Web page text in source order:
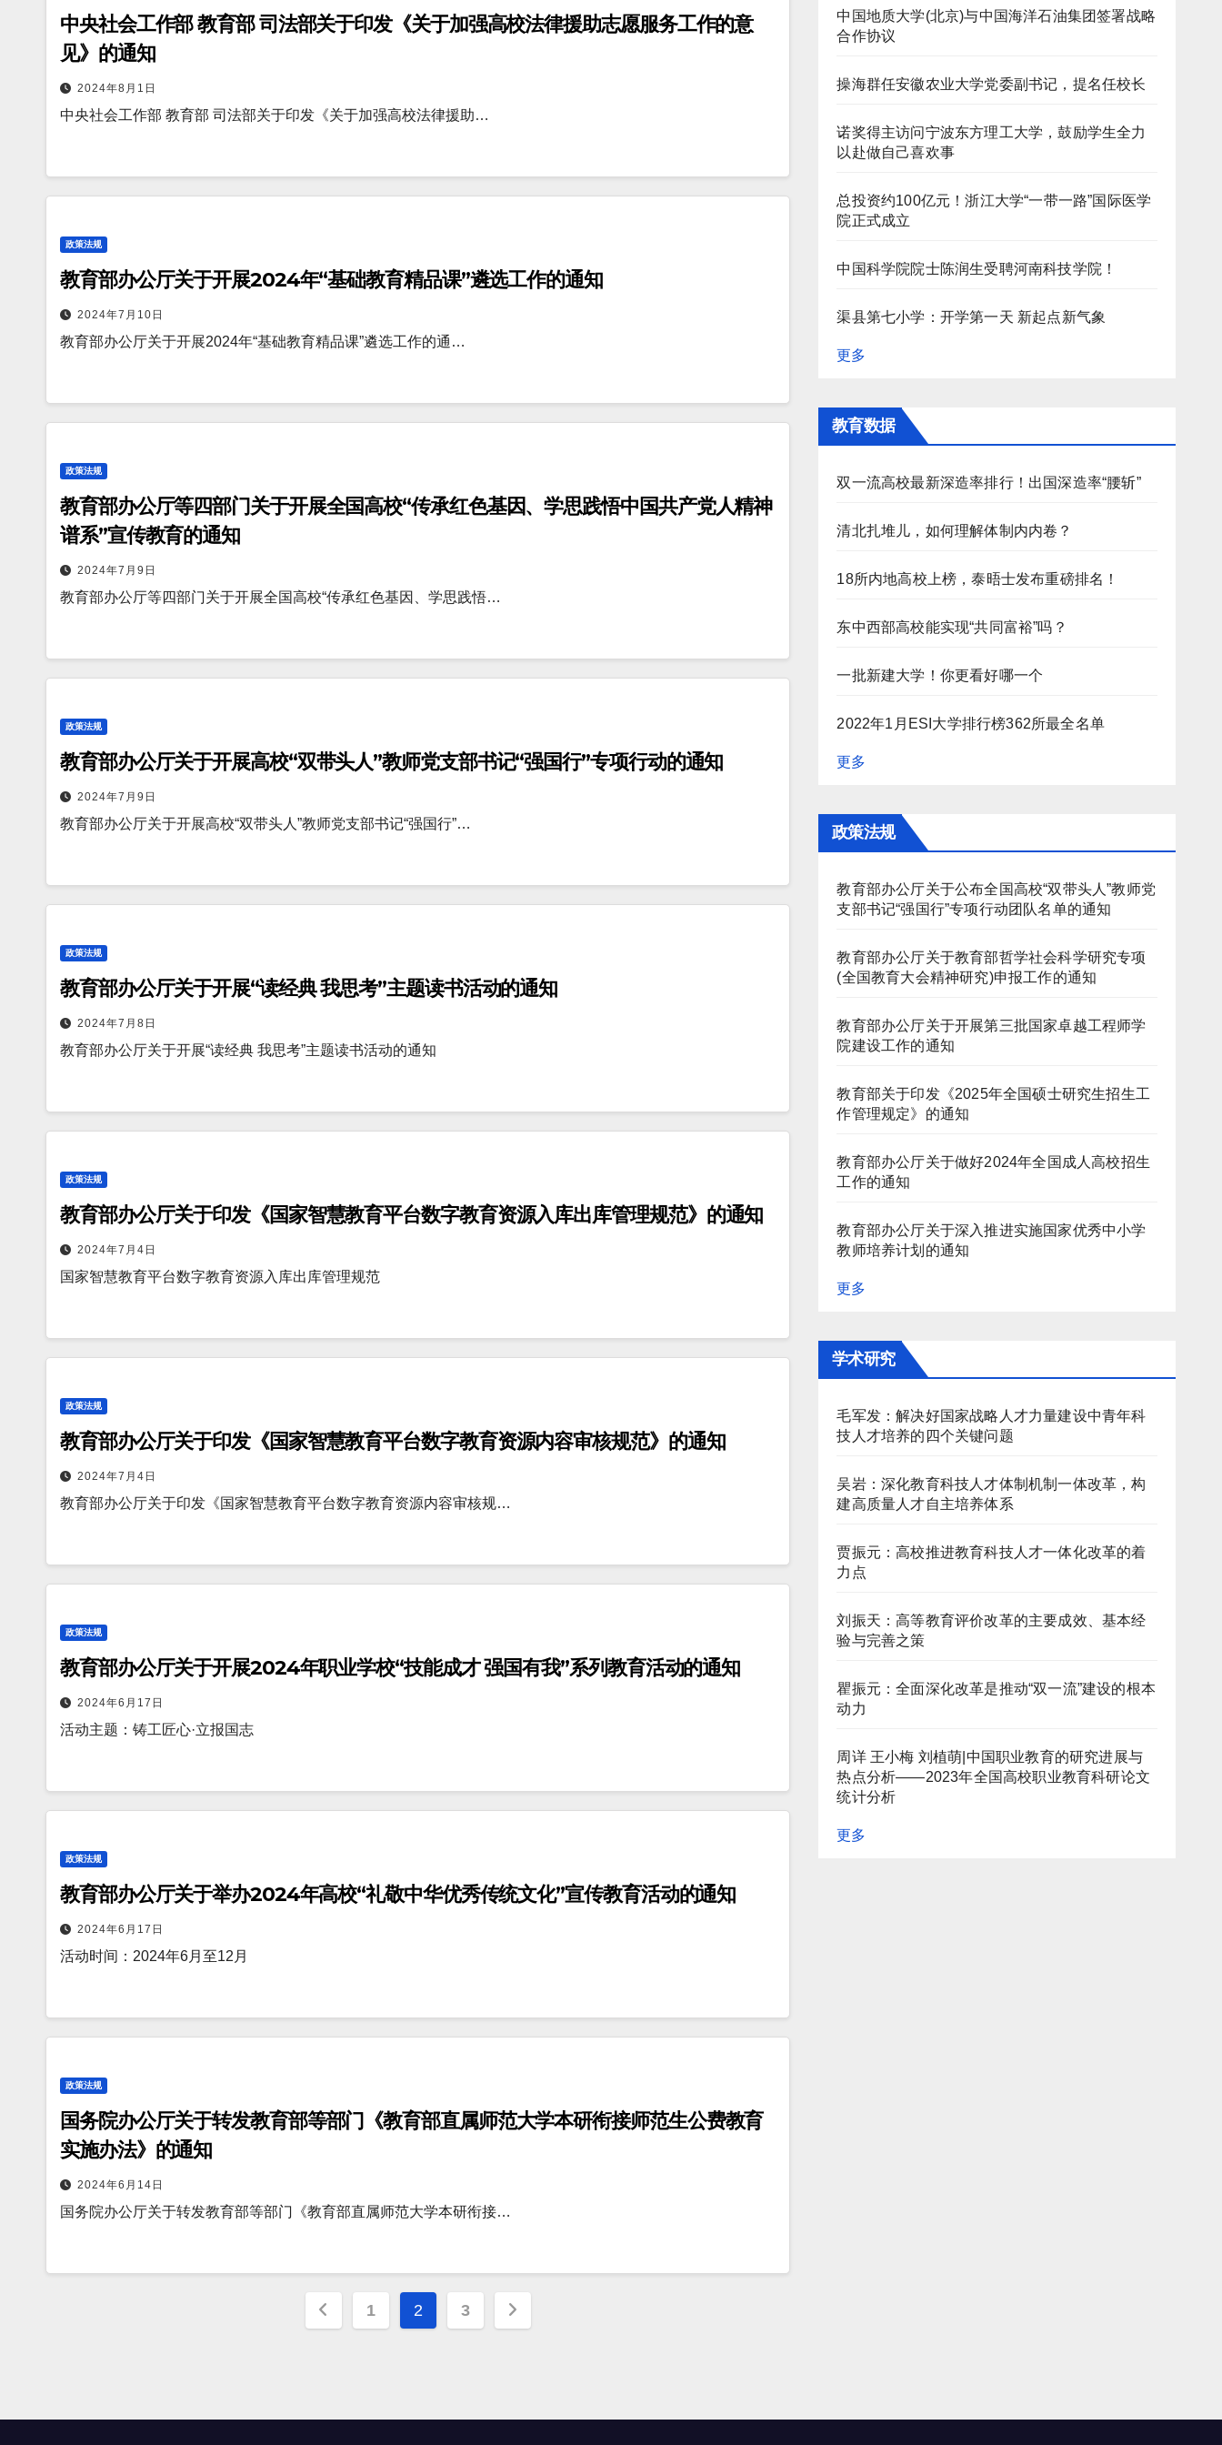
中央社会工作部 教育部 司法部关于印发《关于加强高校法律援助志愿服务工作的意
见》的通知
2024年8月1日
中央社会工作部 教育部 司法部关于印发《关于加强高校法律援助…
政策法规
教育部办公厅关于开展2024年“基础教育精品课”遴选工作的通知
2024年7月10日
教育部办公厅关于开展2024年“基础教育精品课”遴选工作的通…
政策法规
教育部办公厅等四部门关于开展全国高校“传承红色基因、学思践悟中国共产党人精神
谱系”宣传教育的通知
2024年7月9日
教育部办公厅等四部门关于开展全国高校“传承红色基因、学思践悟…
政策法规
教育部办公厅关于开展高校“双带头人”教师党支部书记“强国行”专项行动的通知
2024年7月9日
教育部办公厅关于开展高校“双带头人”教师党支部书记“强国行”…
政策法规
教育部办公厅关于开展“读经典 我思考”主题读书活动的通知
2024年7月8日
教育部办公厅关于开展“读经典 我思考”主题读书活动的通知
政策法规
教育部办公厅关于印发《国家智慧教育平台数字教育资源入库出库管理规范》的通知
2024年7月4日
国家智慧教育平台数字教育资源入库出库管理规范
政策法规
教育部办公厅关于印发《国家智慧教育平台数字教育资源内容审核规范》的通知
2024年7月4日
教育部办公厅关于印发《国家智慧教育平台数字教育资源内容审核规…
政策法规
教育部办公厅关于开展2024年职业学校“技能成才 强国有我”系列教育活动的通知
2024年6月17日
活动主题：铸工匠心·立报国志
政策法规
教育部办公厅关于举办2024年高校“礼敬中华优秀传统文化”宣传教育活动的通知
2024年6月17日
活动时间：2024年6月至12月
政策法规
国务院办公厅关于转发教育部等部门《教育部直属师范大学本研衔接师范生公费教育
实施办法》的通知
2024年6月14日
国务院办公厅关于转发教育部等部门《教育部直属师范大学本研衔接…
文
页
1 2 3
中国地质大学(北京)与中国海洋石油集团签署战略
合作协议
操海群任安徽农业大学党委副书记，提名任校长
诺奖得主访问宁波东方理工大学，鼓励学生全力
以赴做自己喜欢事
总投资约100亿元！浙江大学“一带一路”国际医学
院正式成立
中国科学院院士陈润生受聘河南科技学院！
渠县第七小学：开学第一天 新起点新气象
更多
教育数据
双一流高校最新深造率排行！出国深造率“腰斩”
清北扎堆儿，如何理解体制内内卷？
18所内地高校上榜，泰晤士发布重磅排名！
东中西部高校能实现“共同富裕”吗？
一批新建大学！你更看好哪一个
2022年1月ESI大学排行榜362所最全名单
更多
政策法规
教育部办公厅关于公布全国高校“双带头人”教师党
支部书记“强国行”专项行动团队名单的通知
教育部办公厅关于教育部哲学社会科学研究专项
(全国教育大会精神研究)申报工作的通知
教育部办公厅关于开展第三批国家卓越工程师学
院建设工作的通知
教育部关于印发《2025年全国硕士研究生招生工
作管理规定》的通知
教育部办公厅关于做好2024年全国成人高校招生
工作的通知
教育部办公厅关于深入推进实施国家优秀中小学
教师培养计划的通知
更多
学术研究
毛军发：解决好国家战略人才力量建设中青年科
技人才培养的四个关键问题
吴岩：深化教育科技人才体制机制一体改革，构
建高质量人才自主培养体系
贾振元：高校推进教育科技人才一体化改革的着
力点
刘振天：高等教育评价改革的主要成效、基本经
验与完善之策
瞿振元：全面深化改革是推动“双一流”建设的根本
动力
周详 王小梅 刘植萌|中国职业教育的研究进展与
热点分析——2023年全国高校职业教育科研论文
统计分析
更多